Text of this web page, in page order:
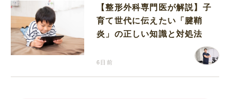
【整形外科専門医が解説】子
育て世代に伝えたい「腱鞘
炎」の正しい知識と対処法
6日前